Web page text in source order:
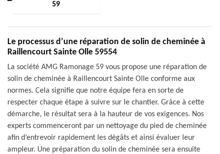
59
Le processus d’une réparation de solin de cheminée à
Raillencourt Sainte Olle 59554
La société AMG Ramonage 59 vous propose une réparation de
solin de cheminée à Raillencourt Sainte Olle conforme aux
normes. Cela signifie que notre équipe fera en sorte de
respecter chaque étape à suivre sur le chantier. Grâce à cette
démarche, le résultat sera à la hauteur de vos exigences. Nos
experts commenceront par un nettoyage du pied de cheminée
afin d’entrevoir rapidement les dégâts et ainsi évaluer leur
ampleur. Une préparation du solin de cheminée sera ensuite